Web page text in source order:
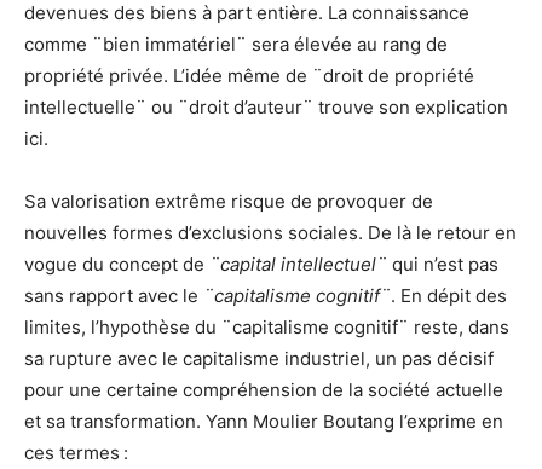
devenues des biens à part entière. La connaissance
comme ¨bien immatériel¨ sera élevée au rang de
propriété privée. L’idée même de ¨droit de propriété
intellectuelle¨ ou ¨droit d’auteur¨ trouve son explication
ici.
Sa valorisation extrême risque de provoquer de
nouvelles formes d’exclusions sociales. De là le retour en
vogue du concept de ¨capital intellectuel¨ qui n’est pas
sans rapport avec le ¨capitalisme cognitif¨. En dépit des
limites, l’hypothèse du ¨capitalisme cognitif¨ reste, dans
sa rupture avec le capitalisme industriel, un pas décisif
pour une certaine compréhension de la société actuelle
et sa transformation. Yann Moulier Boutang l’exprime en
ces termes :